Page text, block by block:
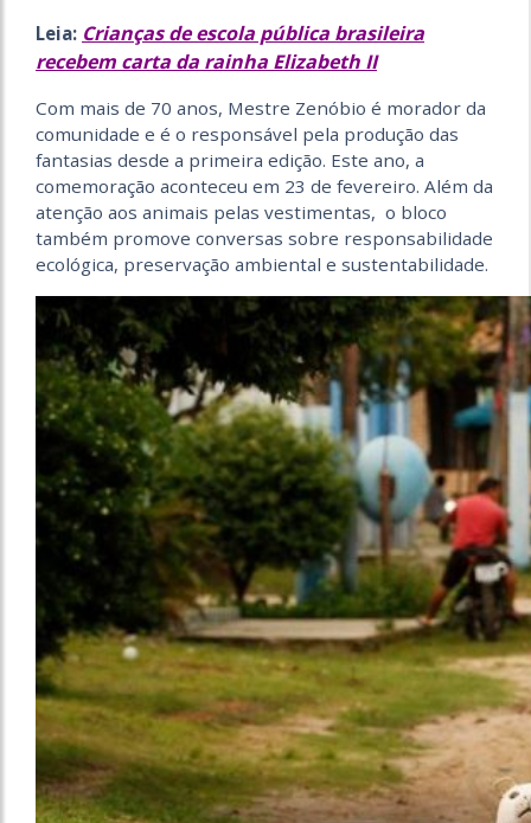
Leia: Crianças de escola pública brasileira
recebem carta da rainha Elizabeth II
Com mais de 70 anos, Mestre Zenóbio é morador da
comunidade e é o responsável pela produção das
fantasias desde a primeira edição. Este ano, a
comemoração aconteceu em 23 de fevereiro. Além da
atenção aos animais pelas vestimentas, o bloco
também promove conversas sobre responsabilidade
ecológica, preservação ambiental e sustentabilidade.